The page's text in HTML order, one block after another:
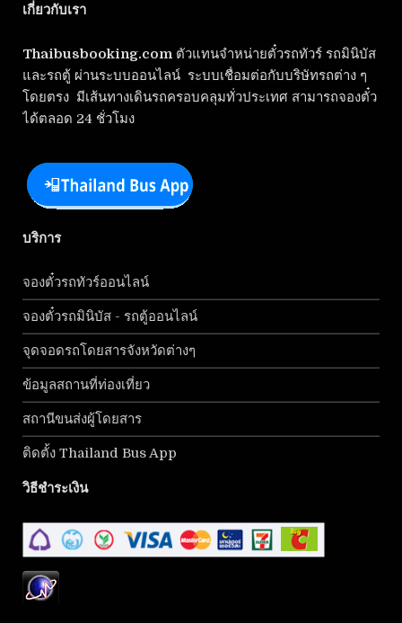
เกี่ยวกับเรา
Thaibusbooking.com ตัวแทนจำหน่ายตั๋วรถทัวร์ รถมินิบัส
และรถตู้ ผ่านระบบออนไลน์ ระบบเชื่อมต่อกับบริษัทรถต่าง ๆ
โดยตรง มีเส้นทางเดินรถครอบคลุมทั่วประเทศ สามารถจองตั๋ว
ได้ตลอด 24 ชั่วโมง
บริการ
จองตั๋วรถทัวร์ออนไลน์
จองตั๋วรถมินิบัส - รถตู้ออนไลน์
จุดจอดรถโดยสารจังหวัดต่างๆ
ข้อมูลสถานที่ท่องเที่ยว
สถานีขนส่งผู้โดยสาร
ติดตั้ง Thailand Bus App
วิธีชำระเงิน